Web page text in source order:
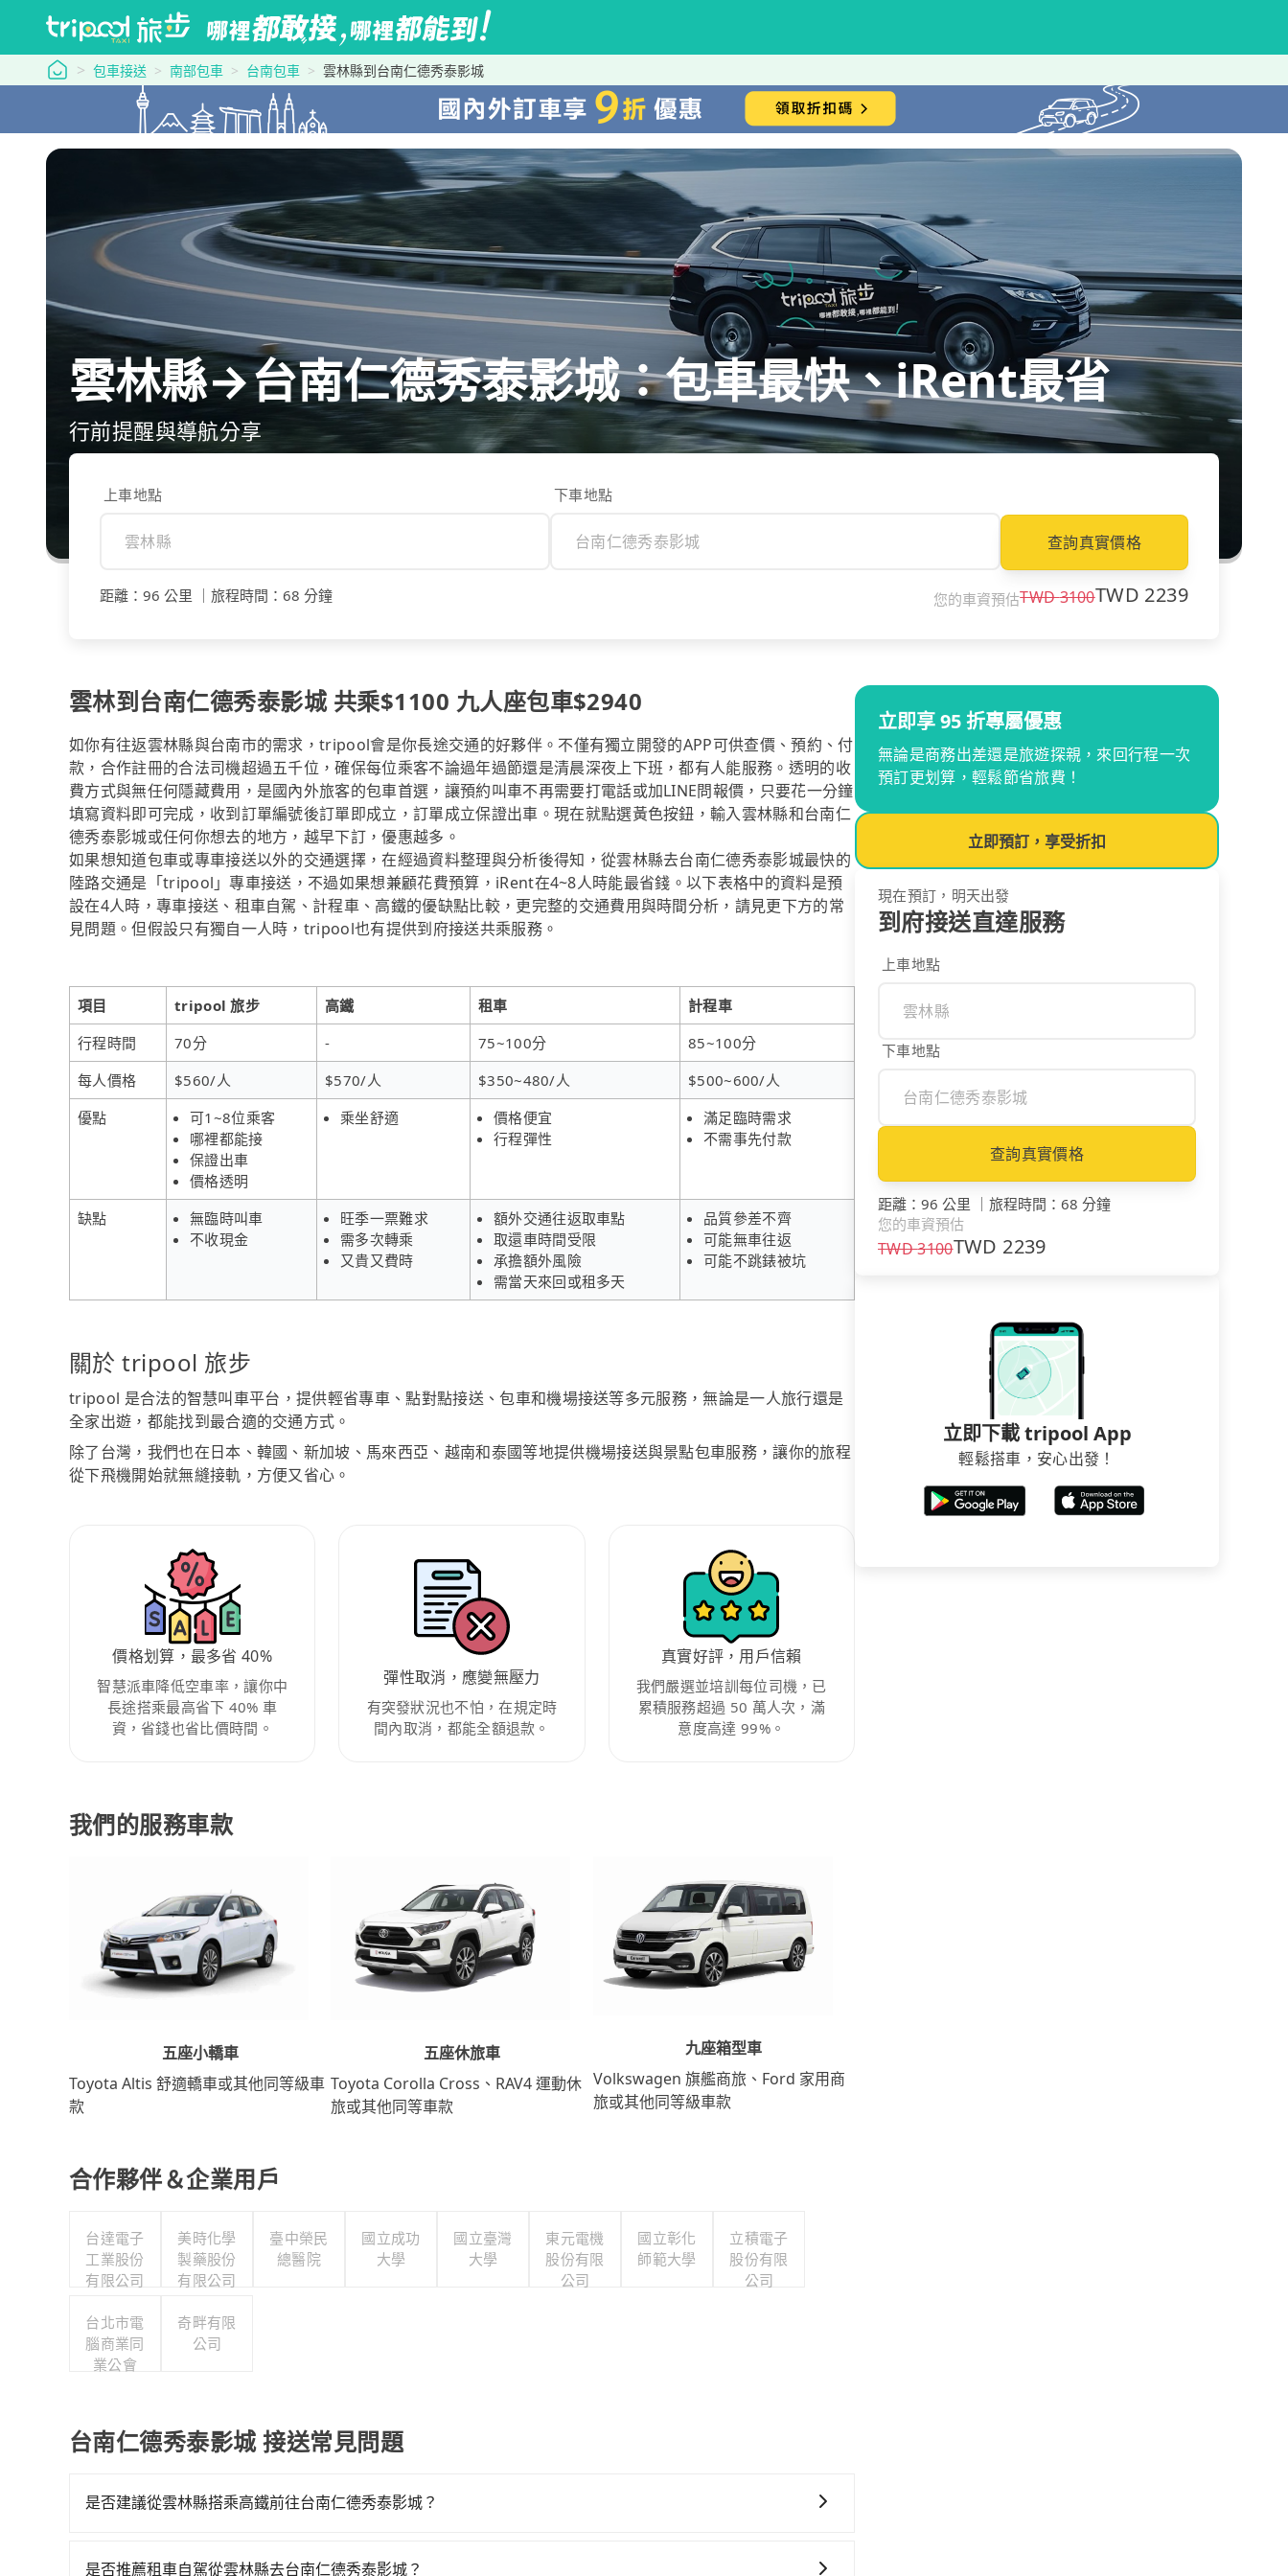
tripool 旅步
包車接送 南部包車 台南包車 雲林縣到台南仁德秀泰影城
雲林縣→台南仁德秀泰影城：包車最快、iRent最省
行前提醒與導航分享
上車地點 下車地點
查詢真實價格
距離 ： 96 公里 旅程時間 ： 68 分鐘 您的車資預估TWD3100TWD 2239
雲林到台南仁德秀泰影城 共乘$1100 九人座包車$2940
如你有往返雲林縣與台南市的需求，tripool會是你長途交通的好夥伴。不僅有獨立開發的APP可供查價、預約、付
款，合作註冊的合法司機超過五千位，確保每位乘客不論過年過節還是清晨深夜上下班，都有人能服務。透明的收
費方式與無任何隱藏費用，是國內外旅客的包車首選，讓預約叫車不再需要打電話或加LINE問報價，只要花一分鐘
填寫資料即可完成，收到訂單編號後訂單即成立，訂單成立保證出車。現在就點選黃色按鈕，輸入雲林縣和台南仁
德秀泰影城或任何你想去的地方，越早下訂，優惠越多。
如果想知道包車或專車接送以外的交通選擇，在經過資料整理與分析後得知，從雲林縣去台南仁德秀泰影城最快的
陸路交通是「tripool」專車接送，不過如果想兼顧花費預算，iRent在4~8人時能最省錢。以下表格中的資料是預
設在4人時，專車接送、租車自駕、計程車、高鐵的優缺點比較，更完整的交通費用與時間分析，請見更下方的常
見問題。但假設只有獨自一人時，tripool也有提供到府接送共乘服務。
項目 tripool 旅步 高鐵 租車
計程車
行程時間
70分 - 75~100分
85~100分
每人價格
$560/人 $570/人 $350~480/人
$500~600/人
優點
可1~8位乘客
哪裡都能接
保證出車
價格透明
乘坐舒適
價格便宜
行程彈性
滿足臨時需求
不需事先付款
缺點
無臨時叫車
不收現金
旺季一票難求
需多次轉乘
又貴又費時
額外交通往返取車點
取還車時間受限
承擔額外風險
需當天來回或租多天
品質參差不齊
可能無車往返
可能不跳錶被坑
關於 tripool 旅步
tripool 是合法的智慧叫車平台，提供輕省專車、點對點接送、包車和機場接送等多元服務，無論是一人旅行還是
全家出遊，都能找到最合適的交通方式。
除了台灣，我們也在日本、韓國、新加坡、馬來西亞、越南和泰國等地提供機場接送與景點包車服務，讓你的旅程
從下飛機開始就無縫接軌，方便又省心。
價格划算，最多省 40%
智慧派車降低空車率，讓你中
長途搭乘最高省下 40% 車
資，省錢也省比價時間。
彈性取消，應變無壓力
有突發狀況也不怕，在規定時
間內取消，都能全額退款。
真實好評，用戶信賴
我們嚴選並培訓每位司機，已
累積服務超過 50 萬人次，滿
意度高達 99%。
我們的服務車款
五座小轎車
Toyota Altis 舒適轎車或其他同等級車
款
五座休旅車
Toyota Corolla Cross、RAV4 運動休
旅或其他同等車款
九座箱型車
Volkswagen 旗艦商旅、Ford 家用商
旅或其他同等級車款
合作夥伴＆企業用戶
台達電子
工業股份
有限公司
美時化學
製藥股份
有限公司
臺中榮民
總醫院
國立成功
大學
國立臺灣
大學
東元電機
股份有限
公司
國立彰化
師範大學
立積電子
股份有限
公司
台北市電
腦商業同
業公會
奇畔有限
公司
台南仁德秀泰影城 接送常見問題
是否建議從雲林縣搭乘高鐵前往台南仁德秀泰影城？
早一班車06:47到末班車23:12，雲林-台南一天最多僅27班次，如果行程緊湊或趕不上末班車，那就該考慮預約
是否推薦租車自駕從雲林縣去台南仁德秀泰影城？
立即享 95 折專屬優惠
無論是商務出差還是旅遊探親，來回行程一次
預訂更划算，輕鬆節省旅費！
立即預訂，享受折扣
現在預訂，明天出發
到府接送直達服務
上車地點
下車地點
查詢真實價格
距離 ： 96 公里 ｜ 旅程時間 ： 68 分鐘
您的車資預估
TWD3100TWD 2239
立即下載 tripool App
輕鬆搭車，安心出發！